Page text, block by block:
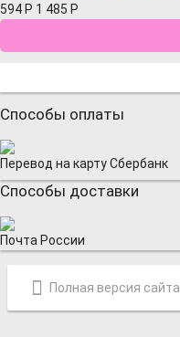
594 Р 1 485 Р
Способы оплаты
Перевод на карту Сбербанк
Способы доставки
Почта России
Полная версия сайта